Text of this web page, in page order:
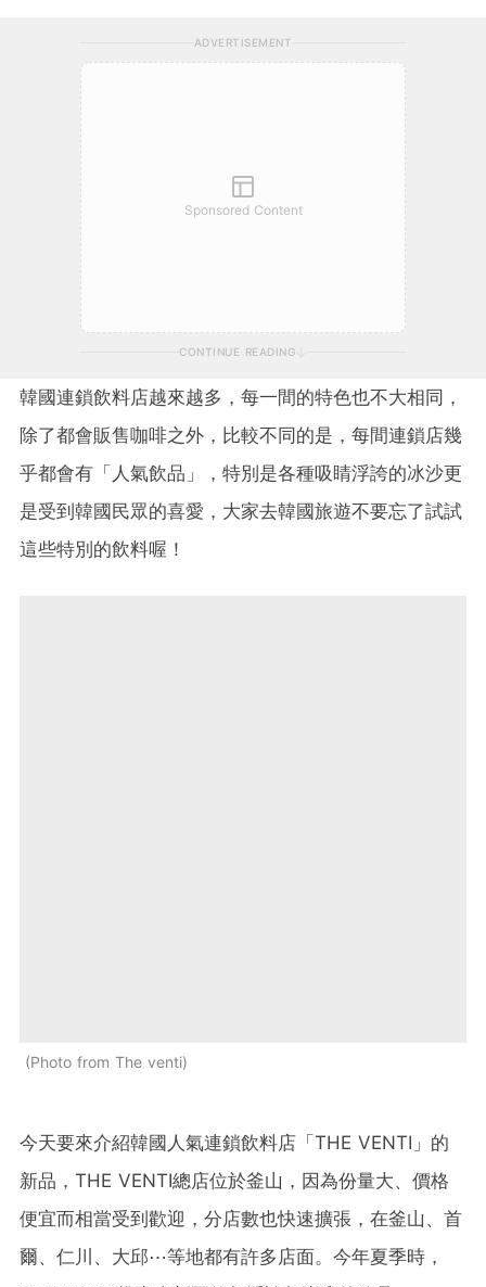
ADVERTISEMENT
Sponsored Content
CONTINUE READING
韓國連鎖飲料店越來越多，每一間的特色也不大相同，
除了都會販售咖啡之外，比較不同的是，每間連鎖店幾
乎都會有「人氣飲品」，特別是各種吸睛浮誇的冰沙更
是受到韓國民眾的喜愛，大家去韓國旅遊不要忘了試試
這些特別的飲料喔！
Photo from The venti
今天要來介紹韓國人氣連鎖飲料店「THE VENTI」的
新品，THE VENTI總店位於釜山，因為份量大、價格
便宜而相當受到歡迎，分店數也快速擴張，在釜山、首
爾、仁川、大邱⋯等地都有許多店面。 今年夏季時，